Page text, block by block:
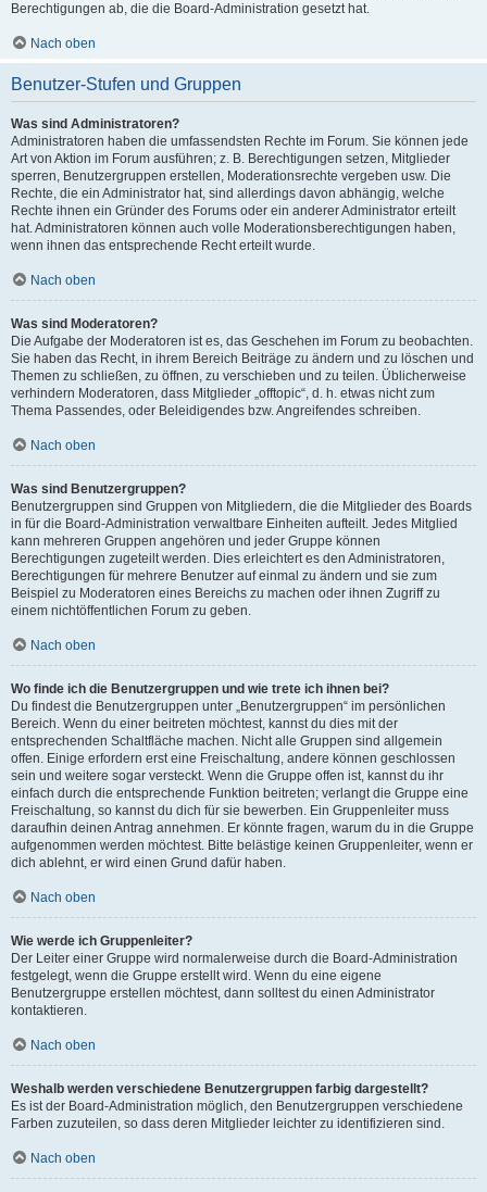
Berechtigungen ab, die die Board-Administration gesetzt hat.
Nach oben
Benutzer-Stufen und Gruppen
Was sind Administratoren?
Administratoren haben die umfassendsten Rechte im Forum. Sie können jede
Art von Aktion im Forum ausführen; z. B. Berechtigungen setzen, Mitglieder
sperren, Benutzergruppen erstellen, Moderationsrechte vergeben usw. Die
Rechte, die ein Administrator hat, sind allerdings davon abhängig, welche
Rechte ihnen ein Gründer des Forums oder ein anderer Administrator erteilt
hat. Administratoren können auch volle Moderationsberechtigungen haben,
wenn ihnen das entsprechende Recht erteilt wurde.
Nach oben
Was sind Moderatoren?
Die Aufgabe der Moderatoren ist es, das Geschehen im Forum zu beobachten.
Sie haben das Recht, in ihrem Bereich Beiträge zu ändern und zu löschen und
Themen zu schließen, zu öffnen, zu verschieben und zu teilen. Üblicherweise
verhindern Moderatoren, dass Mitglieder „offtopic“, d. h. etwas nicht zum
Thema Passendes, oder Beleidigendes bzw. Angreifendes schreiben.
Nach oben
Was sind Benutzergruppen?
Benutzergruppen sind Gruppen von Mitgliedern, die die Mitglieder des Boards
in für die Board-Administration verwaltbare Einheiten aufteilt. Jedes Mitglied
kann mehreren Gruppen angehören und jeder Gruppe können
Berechtigungen zugeteilt werden. Dies erleichtert es den Administratoren,
Berechtigungen für mehrere Benutzer auf einmal zu ändern und sie zum
Beispiel zu Moderatoren eines Bereichs zu machen oder ihnen Zugriff zu
einem nichtöffentlichen Forum zu geben.
Nach oben
Wo finde ich die Benutzergruppen und wie trete ich ihnen bei?
Du findest die Benutzergruppen unter „Benutzergruppen“ im persönlichen
Bereich. Wenn du einer beitreten möchtest, kannst du dies mit der
entsprechenden Schaltfläche machen. Nicht alle Gruppen sind allgemein
offen. Einige erfordern erst eine Freischaltung, andere können geschlossen
sein und weitere sogar versteckt. Wenn die Gruppe offen ist, kannst du ihr
einfach durch die entsprechende Funktion beitreten; verlangt die Gruppe eine
Freischaltung, so kannst du dich für sie bewerben. Ein Gruppenleiter muss
daraufhin deinen Antrag annehmen. Er könnte fragen, warum du in die Gruppe
aufgenommen werden möchtest. Bitte belästige keinen Gruppenleiter, wenn er
dich ablehnt, er wird einen Grund dafür haben.
Nach oben
Wie werde ich Gruppenleiter?
Der Leiter einer Gruppe wird normalerweise durch die Board-Administration
festgelegt, wenn die Gruppe erstellt wird. Wenn du eine eigene
Benutzergruppe erstellen möchtest, dann solltest du einen Administrator
kontaktieren.
Nach oben
Weshalb werden verschiedene Benutzergruppen farbig dargestellt?
Es ist der Board-Administration möglich, den Benutzergruppen verschiedene
Farben zuzuteilen, so dass deren Mitglieder leichter zu identifizieren sind.
Nach oben